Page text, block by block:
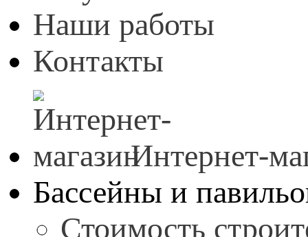
Наши работы
Контакты
Интернет-
Бассейны и
Стоимость